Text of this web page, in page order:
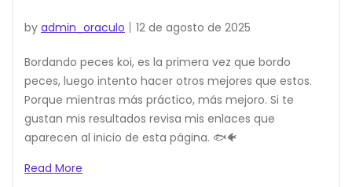
by admin_oraculo 12 de agosto de 2025
Bordando peces koi, es la primera vez que bordo
peces, luego intento hacer otros mejores que estos.
Porque mientras más práctico, más mejoro. Si te
gustan mis resultados revisa mis enlaces que
aparecen al inicio de esta página. 🐟🐠
Read More